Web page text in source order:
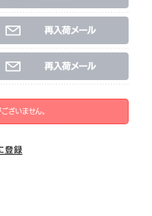
ざいません。